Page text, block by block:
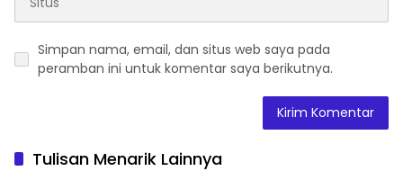
Simpan nama, email, dan situs web saya pada
peramban ini untuk komentar saya berikutnya.
Tulisan Menarik Lainnya